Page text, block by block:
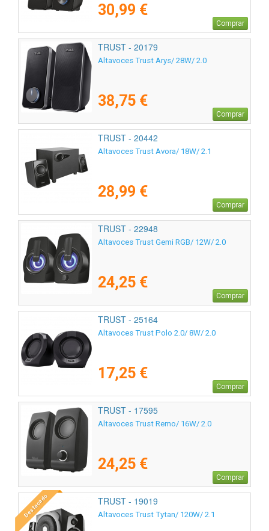
30,99 €
Comprar
TRUST - 20179
Altavoces Trust Arys/ 28W/ 2.0
38,75 €
Comprar
TRUST - 20442
Altavoces Trust Avora/ 18W/ 2.1
28,99 €
Comprar
TRUST - 22948
Altavoces Trust Gemi RGB/ 12W/ 2.0
24,25 €
Comprar
TRUST - 25164
Altavoces Trust Polo 2.0/ 8W/ 2.0
17,25 €
Comprar
TRUST - 17595
Altavoces Trust Remo/ 16W/ 2.0
24,25 €
Comprar
Destacado TRUST - 19019
Altavoces Trust Tytan/ 120W/ 2.1